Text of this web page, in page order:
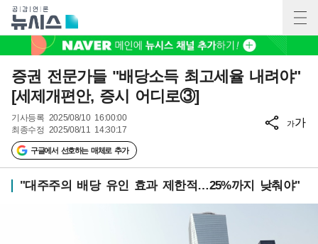
증권 전문가들 "배당소득 최고세율 내려야"
[세제개편안, 증시 어디로③]
기사등록 2025/08/10 16:00:00
최종수정 2025/08/11 14:30:17
구글에서 선호하는 매체로 추가
가가
"대주주의 배당 유인 효과 제한적…25%까지 낮춰야"